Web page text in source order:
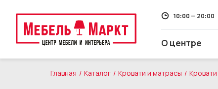
О центре
10:00 — 20:00
Главная Каталог Кровати и матрасы Кровати